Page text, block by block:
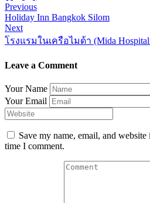
Previous
Holiday Inn Bangkok Silom
Next
โรงแรมในเครือไมด้า (Mida
Leave a Comment
Your Name
Your Email
Save my name, email, and
time I comment.